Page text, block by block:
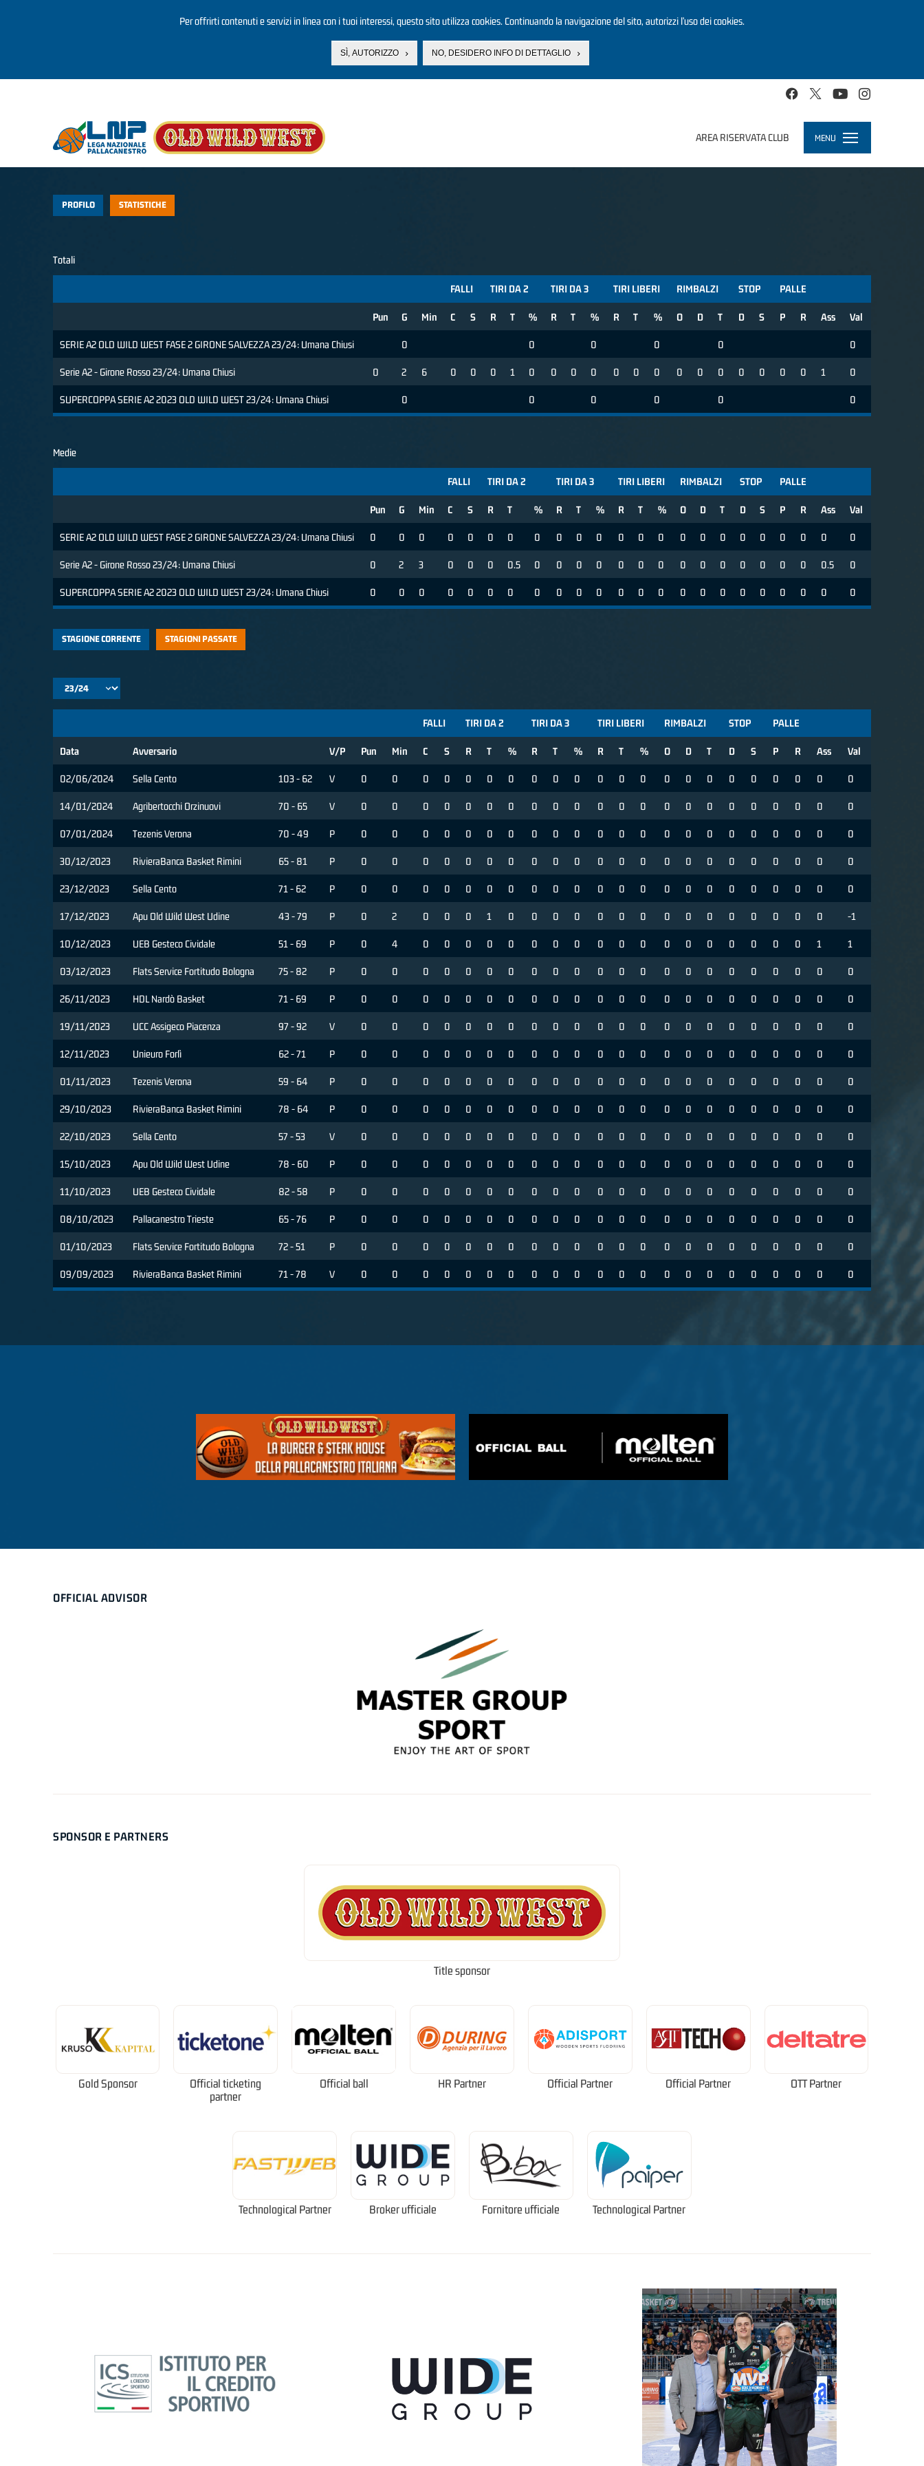
Per offrirti contenuti e servizi in linea con i tuoi interessi, questo sito utilizza cookies. Continuando la navigazione del sito, autorizzi l’uso dei cookies.
SÌ, AUTORIZZO NO, DESIDERO INFO DI DETTAGLIO
AREA RISERVATA CLUB MENU
Toggle
navigation
PROFILO STATISTICHE
Totali
FALLI TIRI DA 2 TIRI DA 3 TIRI LIBERI RIMBALZI STOP PALLE
Pun G Min C S R T % R T % R T % O D T D S P R Ass Val
SERIE A2 OLD WILD WEST FASE 2 GIRONE SALVEZZA 23/24: Umana Chiusi 0 0 0 0 0 0
Serie A2 - Girone Rosso 23/24: Umana Chiusi 0 2 6 0 0 0 1 0 0 0 0 0 0 0 0 0 0 0 0 0 0 1 0
SUPERCOPPA SERIE A2 2023 OLD WILD WEST 23/24: Umana Chiusi 0 0 0 0 0 0
Medie
FALLI TIRI DA 2 TIRI DA 3 TIRI LIBERI RIMBALZI STOP PALLE
Pun G Min C S R T % R T % R T % O D T D S P R Ass Val
SERIE A2 OLD WILD WEST FASE 2 GIRONE SALVEZZA 23/24: Umana Chiusi 0 0 0 0 0 0 0 0 0 0 0 0 0 0 0 0 0 0 0 0 0 0 0
Serie A2 - Girone Rosso 23/24: Umana Chiusi 0 2 3 0 0 0 0.5 0 0 0 0 0 0 0 0 0 0 0 0 0 0 0.5 0
SUPERCOPPA SERIE A2 2023 OLD WILD WEST 23/24: Umana Chiusi 0 0 0 0 0 0 0 0 0 0 0 0 0 0 0 0 0 0 0 0 0 0 0
STAGIONE CORRENTE STAGIONI PASSATE
FALLI TIRI DA 2 TIRI DA 3 TIRI LIBERI RIMBALZI STOP PALLE
Data Avversario V/P Pun Min C S R T % R T % R T % O D T D S P R Ass Val
02/06/2024 Sella Cento 103 - 62 V 0 0 0 0 0 0 0 0 0 0 0 0 0 0 0 0 0 0 0 0 0 0
14/01/2024 Agribertocchi Orzinuovi 70 - 65 V 0 0 0 0 0 0 0 0 0 0 0 0 0 0 0 0 0 0 0 0 0 0
07/01/2024 Tezenis Verona 70 - 49 P 0 0 0 0 0 0 0 0 0 0 0 0 0 0 0 0 0 0 0 0 0 0
30/12/2023 RivieraBanca Basket Rimini 65 - 81 P 0 0 0 0 0 0 0 0 0 0 0 0 0 0 0 0 0 0 0 0 0 0
23/12/2023 Sella Cento 71 - 62 P 0 0 0 0 0 0 0 0 0 0 0 0 0 0 0 0 0 0 0 0 0 0
17/12/2023 Apu Old Wild West Udine 43 - 79 P 0 2 0 0 0 1 0 0 0 0 0 0 0 0 0 0 0 0 0 0 0 -1
10/12/2023 UEB Gesteco Cividale 51 - 69 P 0 4 0 0 0 0 0 0 0 0 0 0 0 0 0 0 0 0 0 0 1 1
03/12/2023 Flats Service Fortitudo Bologna 75 - 82 P 0 0 0 0 0 0 0 0 0 0 0 0 0 0 0 0 0 0 0 0 0 0
26/11/2023 HDL Nardò Basket 71 - 69 P 0 0 0 0 0 0 0 0 0 0 0 0 0 0 0 0 0 0 0 0 0 0
19/11/2023 UCC Assigeco Piacenza 97 - 92 V 0 0 0 0 0 0 0 0 0 0 0 0 0 0 0 0 0 0 0 0 0 0
12/11/2023 Unieuro Forlì 62 - 71 P 0 0 0 0 0 0 0 0 0 0 0 0 0 0 0 0 0 0 0 0 0 0
01/11/2023 Tezenis Verona 59 - 64 P 0 0 0 0 0 0 0 0 0 0 0 0 0 0 0 0 0 0 0 0 0 0
29/10/2023 RivieraBanca Basket Rimini 78 - 64 P 0 0 0 0 0 0 0 0 0 0 0 0 0 0 0 0 0 0 0 0 0 0
22/10/2023 Sella Cento 57 - 53 V 0 0 0 0 0 0 0 0 0 0 0 0 0 0 0 0 0 0 0 0 0 0
15/10/2023 Apu Old Wild West Udine 78 - 60 P 0 0 0 0 0 0 0 0 0 0 0 0 0 0 0 0 0 0 0 0 0 0
11/10/2023 UEB Gesteco Cividale 82 - 58 P 0 0 0 0 0 0 0 0 0 0 0 0 0 0 0 0 0 0 0 0 0 0
08/10/2023 Pallacanestro Trieste 65 - 76 P 0 0 0 0 0 0 0 0 0 0 0 0 0 0 0 0 0 0 0 0 0 0
01/10/2023 Flats Service Fortitudo Bologna 72 - 51 P 0 0 0 0 0 0 0 0 0 0 0 0 0 0 0 0 0 0 0 0 0 0
09/09/2023 RivieraBanca Basket Rimini 71 - 78 V 0 0 0 0 0 0 0 0 0 0 0 0 0 0 0 0 0 0 0 0 0 0
OFFICIAL ADVISOR
SPONSOR E PARTNERS
Title sponsor
Gold Sponsor
Official ticketing
partner
Official ball HR Partner Official Partner Official Partner OTT Partner
Technological Partner Broker ufficiale Fornitore ufficiale Technological Partner